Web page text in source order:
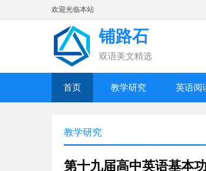
欢迎光临本站
铺路石
双语美文精选
首页 教学研究 英语阅
教学研究
第十九届高中英语基本